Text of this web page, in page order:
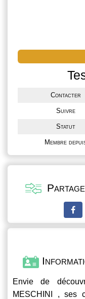
Contacter
Suivre
Statut
Membre
Envie de
MESCHINI , ses